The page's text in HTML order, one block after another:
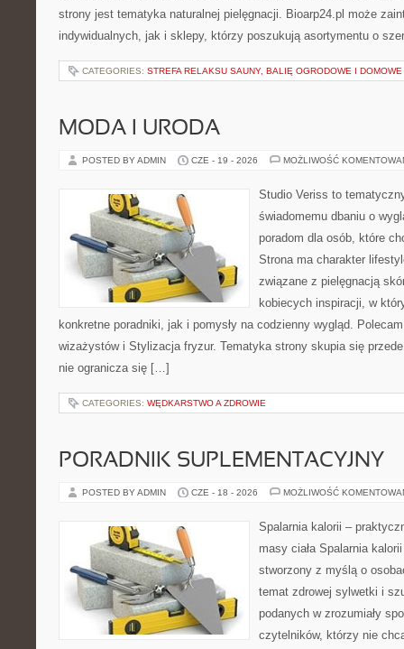
strony jest tematyka naturalnej pielęgnacji. Bioarp24.pl może
indywidualnych, jak i sklepy, którzy poszukują asortymentu o
CATEGORIES: STREFA RELAKSU SAUNY, BALIĘ OGRODOWE I DOMOWE
MODA I URODA
POSTED BY ADMIN CZE - 19 - 2026 MOŻLIWOŚĆ
Studio Veriss to
świadomemu dbaniu o
poradom dla osób, które
Strona ma charakter
związane z pielęgnacją
kobiecych inspiracji, w
konkretne poradniki, jak i pomysły na codzienny wygląd.
wizażystów i Stylizacja fryzur. Tematyka strony skupia się
nie ogranicza się […]
CATEGORIES: WĘDKARSTWO A ZDROWIE
PORADNIK SUPLEMENTACYJNY
POSTED BY ADMIN CZE - 18 - 2026 MOŻLIWOŚĆ
Spalarnia kalorii –
masy ciała Spalarnia
stworzony z myślą o
temat zdrowej sylwetki i
podanych w zrozumiały
czytelników, którzy nie